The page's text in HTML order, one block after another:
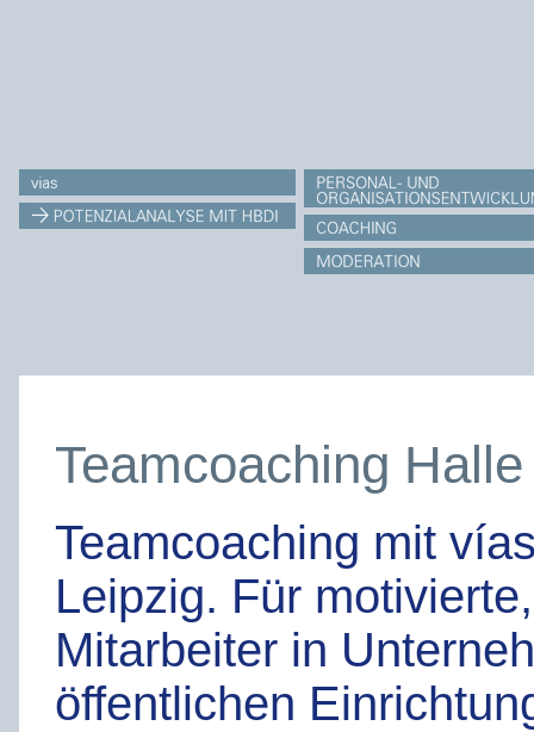
Teamcoaching
Teamcoaching mit
Leipzig. Für
Mitarbeiter in
öffentlichen